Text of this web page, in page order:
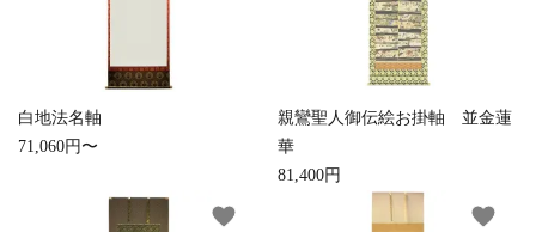
白地法名軸
71,060円〜
親鸞聖人御伝絵お掛軸 並金蓮
華
81,400円
favorite favorite